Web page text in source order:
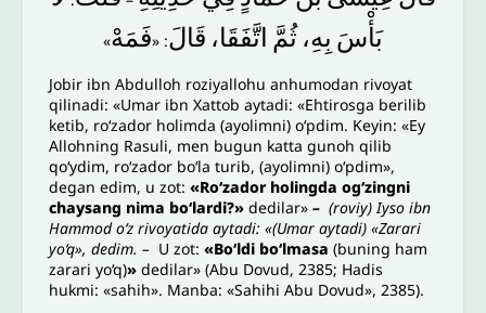
بَأْسَ بِهِ، ثُمَّ اتَّفَقَا، قَالَ: «فَمَهْ»
Jobir ibn Abdulloh roziyallohu anhumodan rivoyat
qilinadi: «Umar ibn Xattob aytadi: «Ehtirosga berilib
ketib, ro‘zador holimda (ayolimni) o‘pdim. Keyin: «Ey
Allohning Rasuli, men bugun katta gunoh qilib
qo‘ydim, ro‘zador bo‘la turib, (ayolimni) o‘pdim»,
degan edim, u zot:«Ro‘zador holingda og‘zingni
chaysang nima bo‘lardi?» dedilar»– (roviy) Iyso ibn
Hammod o‘z rivoyatida aytadi: «(Umar aytadi) «Zarari
yo‘q», dedim. – U zot:«Bo‘ldi bo‘lmasa (buning ham
zarari yo‘q)» dedilar» (Abu Dovud, 2385; Hadis
hukmi: «sahih». Manba: «Sahihi Abu Dovud», 2385).